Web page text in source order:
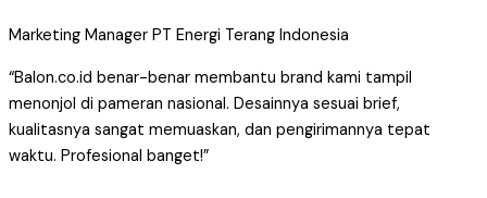
Marketing Manager PT Energi Terang Indonesia
“Balon.co.id benar-benar membantu brand kami tampil
menonjol di pameran nasional. Desainnya sesuai brief,
kualitasnya sangat memuaskan, dan pengirimannya tepat
waktu. Profesional banget!”